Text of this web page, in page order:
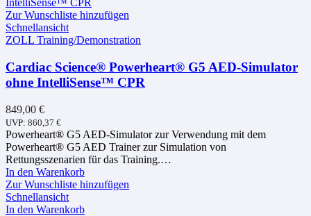
Zur Wunschliste hinzufügen
Schnellansicht
ZOLL Training/Demonstration
Cardiac Science® Powerheart® G5 AED-Simulator
ohne IntelliSense™ CPR
849,00 €
UVP: 860,37 €
Powerheart® G5 AED-Simulator zur Verwendung mit dem
Powerheart® G5 AED Trainer zur Simulation von
Rettungsszenarien für das Training.…
In den Warenkorb
Zur Wunschliste hinzufügen
Schnellansicht
In den Warenkorb